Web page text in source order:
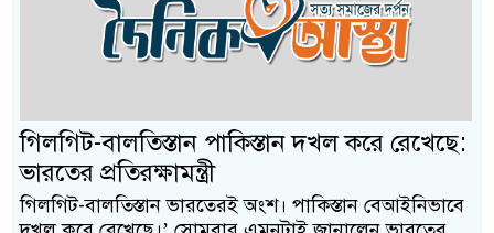
গিলগিট-বালতিস্তান পাকিস্তান দখল করে রেখেছে:
ভারতের প্রতিরক্ষামন্ত্রী
গিলগিট-বালতিস্তান ভারতেরই অংশ। পাকিস্তান বেআইনিভাবে